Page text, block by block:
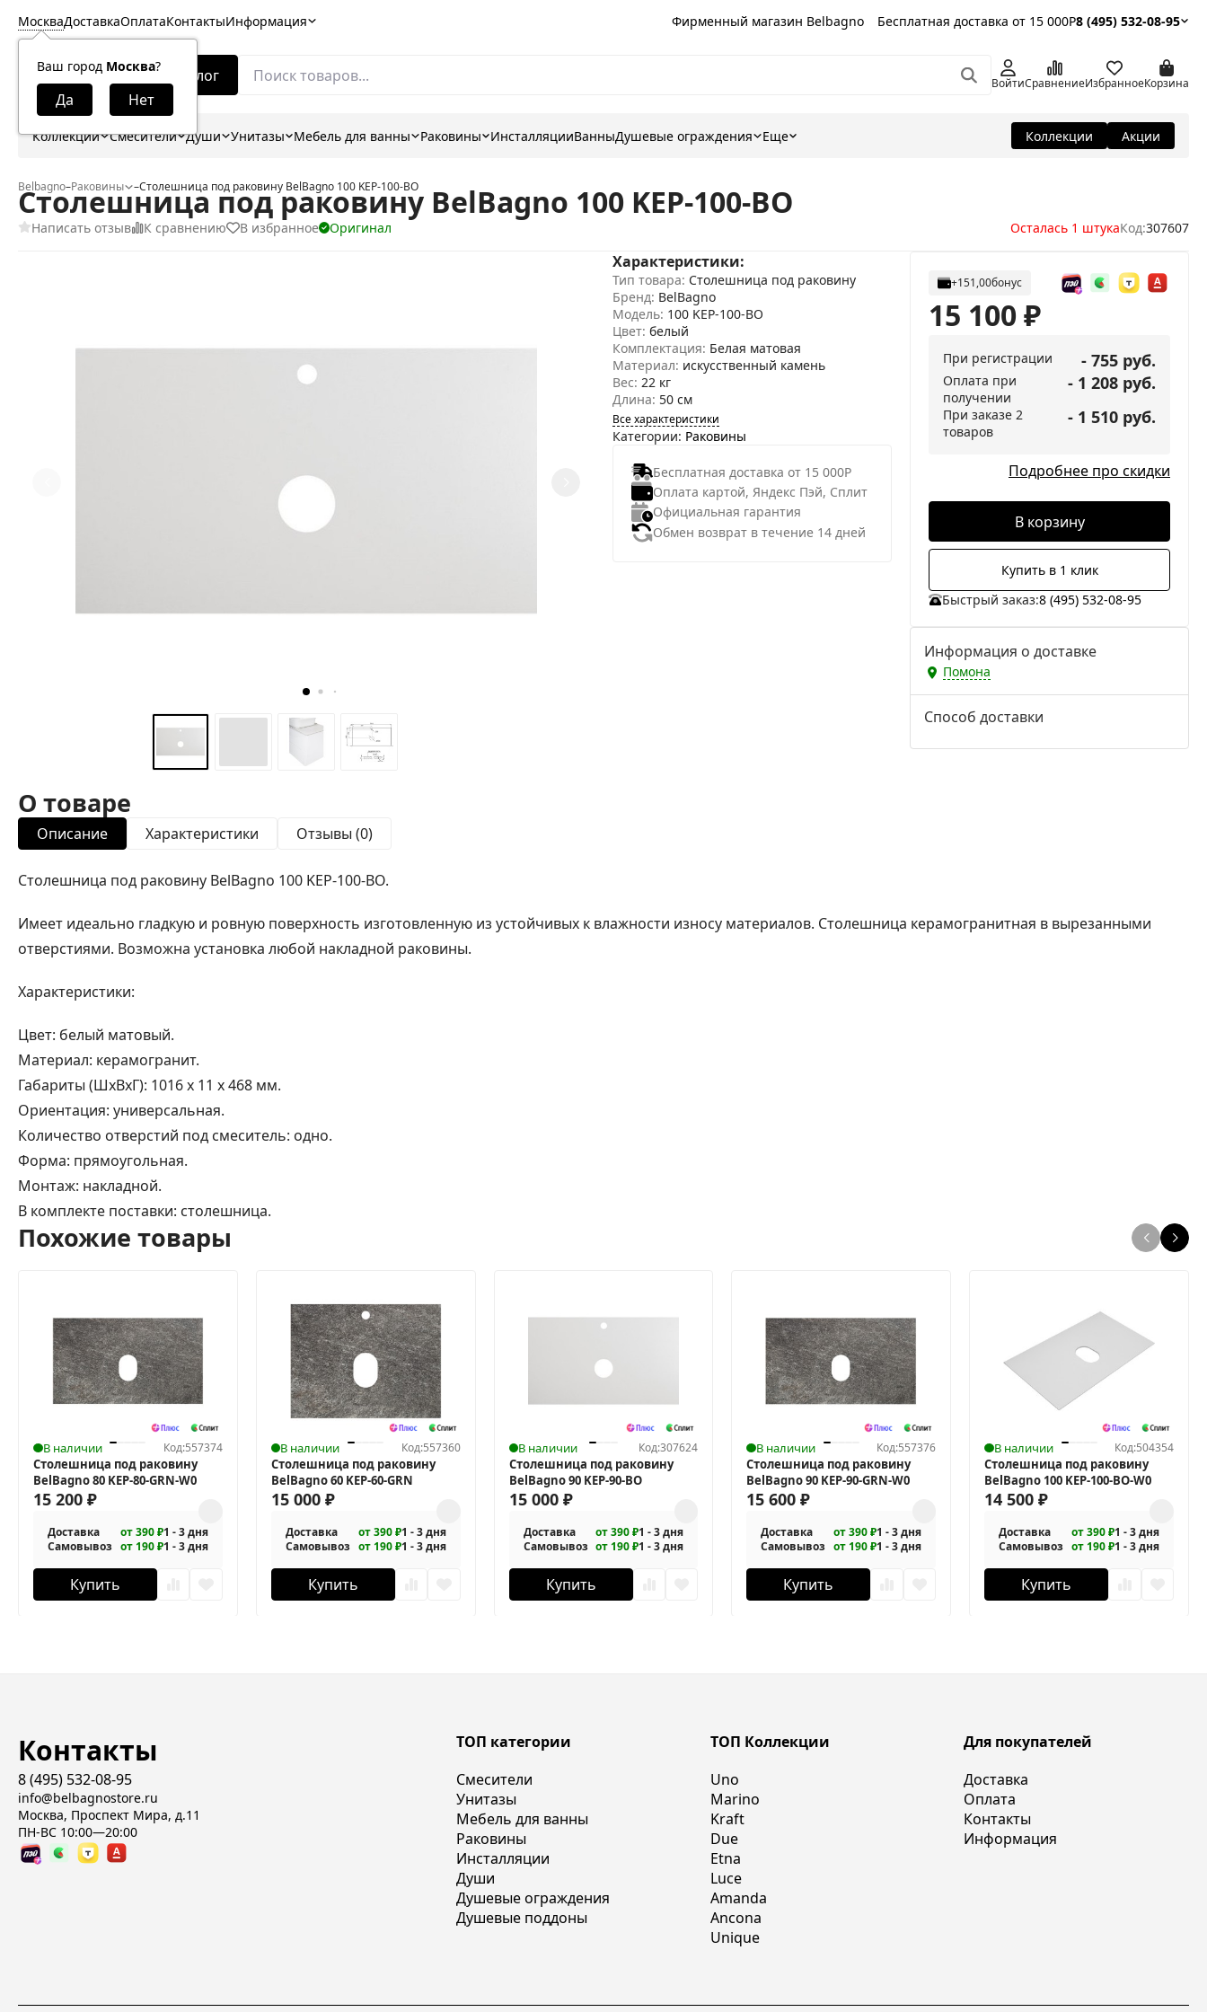
Москва
Ваш город Москва?
ДоставкаОплатаКонтактыИнформация Фирменный магазин Belbagno Бесплатная доставка от 15 000Р8 (495) 532-08-95
Каталог ВойтиСравнениеИзбранноеКорзина
Коллекции Смесители Души Унитазы Мебель для ванны Раковины ИнсталляцииВанныДушевые ограждения Еще Коллекции Акции
Belbagno–Раковины –Столешница под раковину BelBagno 100 KEP-100-BO
Столешница под раковину BelBagno 100 KEP-100-BO
Написать отзыв К сравнению В избранное Оригинал Осталась 1 штукаКод:307607
Характеристики:
Тип товара: Столешница под раковину
Бренд: BelBagno
Модель: 100 KEP-100-BO
Цвет: белый
Комплектация: Белая матовая
Материал: искусственный камень
Вес: 22 кг
Длина: 50 см
Все характеристики
Категории: Раковины
Бесплатная доставка от 15 000Р
Оплата картой, Яндекс Пэй, Сплит
Официальная гарантия
Обмен возврат в течение 14 дней
+151,00бонус
15 100₽
При регистрации - 755 руб.
Оплата при
получении
- 1 208 руб.
При заказе 2
товаров
- 1 510 руб.
Подробнее про скидки
В корзину
Купить в 1 клик
Быстрый заказ:8 (495) 532-08-95
Информация о доставке
Помона
Способ доставки
О товаре
Описание Характеристики Отзывы (0)
Столешница под раковину BelBagno 100 KEP-100-BO.
Имеет идеально гладкую и ровную поверхность изготовленную из устойчивых к влажности износу материалов. Столешница керамогранитная в вырезанными
отверстиями. Возможна установка любой накладной раковины.
Характеристики:
Цвет: белый матовый.
Материал: керамогранит.
Габариты (ШxВxГ): 1016 x 11 x 468 мм.
Ориентация: универсальная.
Количество отверстий под смеситель: одно.
Форма: прямоугольная.
Монтаж: накладной.
В комплекте поставки: столешница.
Похожие товары
В наличии Код:557374
Столешница под раковину
BelBagno 80 KEP-80-GRN-W0
15 200 ₽
Доставка от 390 ₽1 - 3 дня
Самовывоз от 190 ₽1 - 3 дня
Купить
В наличии Код:557360
Столешница под раковину
BelBagno 60 KEP-60-GRN
15 000 ₽
Доставка от 390 ₽1 - 3 дня
Самовывоз от 190 ₽1 - 3 дня
Купить
В наличии Код:307624
Столешница под раковину
BelBagno 90 KEP-90-BO
15 000 ₽
Доставка от 390 ₽1 - 3 дня
Самовывоз от 190 ₽1 - 3 дня
Купить
В наличии Код:557376
Столешница под раковину
BelBagno 90 KEP-90-GRN-W0
15 600₽
Доставка от 390 ₽1 - 3 дня
Самовывоз от 190 ₽1 - 3 дня
Купить
В наличии Код:504354
Столешница под раковину
BelBagno 100 KEP-100-BO-W0
14 500₽
Доставка от 390 ₽1 - 3 дня
Самовывоз от 190 ₽1 - 3 дня
Купить
Контакты
8 (495) 532-08-95
info@belbagnostore.ru
Москва, Проспект Мира, д.11
ПН-ВС 10:00—20:00
ТОП категории
Смесители
Унитазы
Мебель для ванны
Раковины
Инсталляции
Души
Душевые ограждения
Душевые поддоны
ТОП Коллекции
Uno
Marino
Kraft
Due
Etna
Luce
Amanda
Ancona
Unique
Для покупателей
Доставка
Оплата
Контакты
Информация